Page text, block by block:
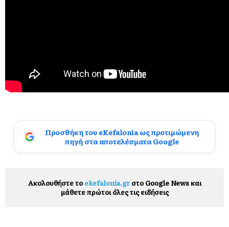
Προσθήκη του eKefalonia ως προτιμώμενη
πηγή στα αποτελέσματα Google
Ακολουθήστε το ekefalonia.grστο Google News και
μάθετε πρώτοι όλες τις ειδήσεις